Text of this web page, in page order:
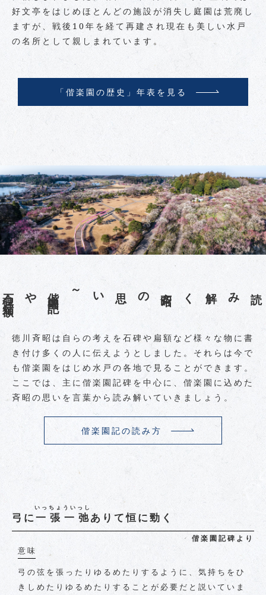
好文亭をはじめほとんどの施設が消失し庭園は荒廃し
ますが、戦後10年を経て再建され現在も美しい水戸
の名所として親しまれています。
「偕楽園の歴史」年表を見る
の思い
～偕
楽
園
記
や石
碑
・
扁
額
徳川斉昭は自らの考えを石碑や扁額など様々な物に書
き付け多くの人に伝えようとしました。それらは今で
も偕楽園をはじめ水戸の各地で見ることができます。
ここでは、主に偕楽園記碑を中心に、偕楽園に込めた
斉昭の思いを言葉から読み解いていきましょう。
偕楽園記の読み方
弓に一張一弛
いっちょういっし
ありて恒に勁く
偕楽園記碑より
意味
弓の弦を張ったりゆるめたりするように、気持ちをひ
きしめたりゆるめたりすることが必要だと説いていま